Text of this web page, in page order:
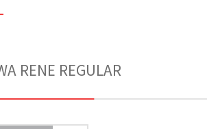
RENE REGULAR